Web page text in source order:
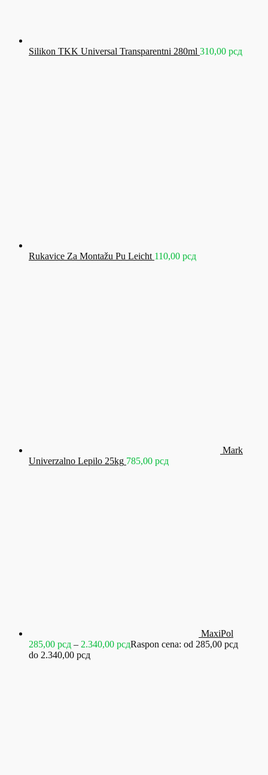
Silikon TKK Universal Transparentni 280ml 310,00 рсд
Rukavice Za Montažu Pu Leicht 110,00 рсд
Mark
Univerzalno Lepilo 25kg 785,00 рсд
MaxiPol
285,00 рсд – 2.340,00 рсдRaspon cena: od 285,00 рсд
do 2.340,00 рсд